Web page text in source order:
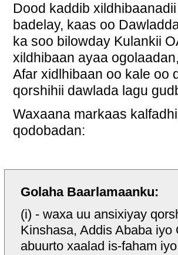
Dood kaddib
badelay, kaas oo
ka soo bilowday Kulankii
xildhibaan ayaa
Afar xidlhibaan oo kale oo
qorshihii dawlada lagu
Waxaana markaas
qodobadan:
Golaha Baarlamaanku:
(i) - waxa uu ansixiyay
Kinshasa, Addis Ababa
abuurto xaalad is-faham